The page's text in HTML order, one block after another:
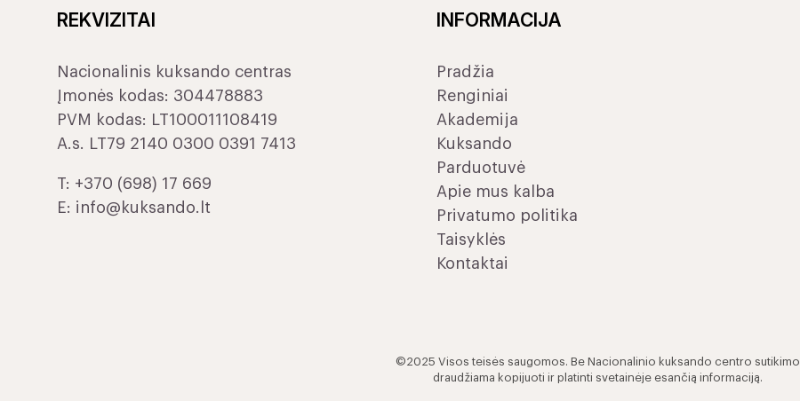
REKVIZITAI
Nacionalinis kuksando centras
Įmonės kodas: 304478883
PVM kodas: LT100011108419
A.s. LT79 2140 0300 0391 7413
T: +370 (698) 17 669
E: info@kuksando.lt
INFORMACIJA
Pradžia
Renginiai
Akademija
Kuksando
Parduotuvė
Apie mus kalba
Privatumo politika
Taisyklės
Kontaktai
©2025 Visos teisės saugomos. Be Nacionalinio kuksando centro sutikimo
draudžiama kopijuoti ir platinti svetainėje esančią informaciją.